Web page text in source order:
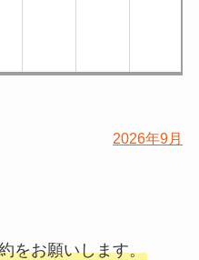
2026年9月
をお願いします。